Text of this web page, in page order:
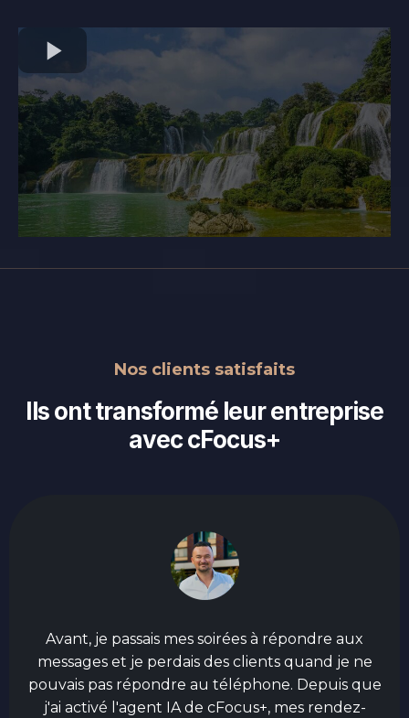
Nos clients satisfaits
Ils ont transformé leur entreprise
avec cFocus+
Avant, je passais mes soirées à répondre aux
messages et je perdais des clients quand je ne
pouvais pas répondre au téléphone. Depuis que
j'ai activé l'agent IA de cFocus+, mes rendez-